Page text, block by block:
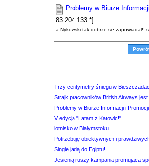
Problemy w Biurze
83.204.133.*]
a Nykowski tak dobrze sie zapowiadal!!
Trzy centymetry śniegu w
Strajk pracowników British Airways jest
Problemy w Biurze Informacji i
V edycja "Latam z Katowic!"
lotnisko w Białymstoku
Potrzebuję obiektywnych i
Single jadą do Egiptu!
Jesienią ruszy kampania promująca